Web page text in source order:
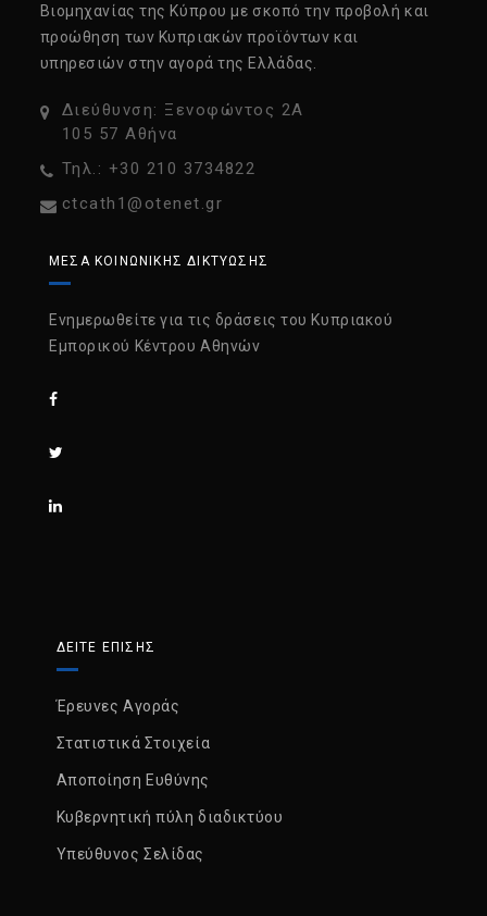
Βιομηχανίας της Κύπρου με σκοπό την προβολή και
προώθηση των Κυπριακών προϊόντων και
υπηρεσιών στην αγορά της Ελλάδας.
Διεύθυνση: Ξενοφώντος 2Α
105 57 Αθήνα
Τηλ.: +30 210 3734822
ctcath1@otenet.gr
ΜΈΣΑ ΚΟΙΝΩΝΙΚΉΣ ΔΙΚΤΎΩΣΗΣ
Ενημερωθείτε για τις δράσεις του Κυπριακού
Εμπορικού Κέντρου Αθηνών
ΔΕΙΤΕ ΕΠΙΣΗΣ
Έρευνες Αγοράς
Στατιστικά Στοιχεία
Αποποίηση Ευθύνης
Κυβερνητική πύλη διαδικτύου
Υπεύθυνος Σελίδας